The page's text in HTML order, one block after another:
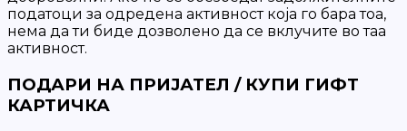
податоци за одредена активност која го бара тоа,
нема да ти биде дозволено да се вклучите во таа
активност.
ПОДАРИ НА ПРИЈАТЕЛ / КУПИ ГИФТ
КАРТИЧКА